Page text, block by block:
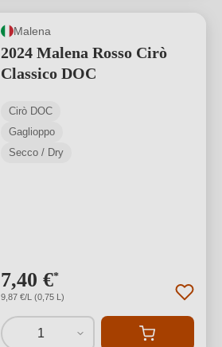
Malena
2024 Malena Rosso Cirò
Classico DOC
Cirò DOC
Gaglioppo
Secco / Dry
7,40 €*
9,87 €/L (0,75 L)
1